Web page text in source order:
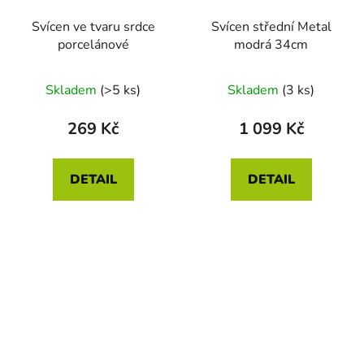
Svícen ve tvaru srdce
porcelánové
Skladem (>5 ks)
269 Kč
DETAIL
Svícen střední Metal
modrá 34cm
Skladem (3 ks)
1 099 Kč
DETAIL